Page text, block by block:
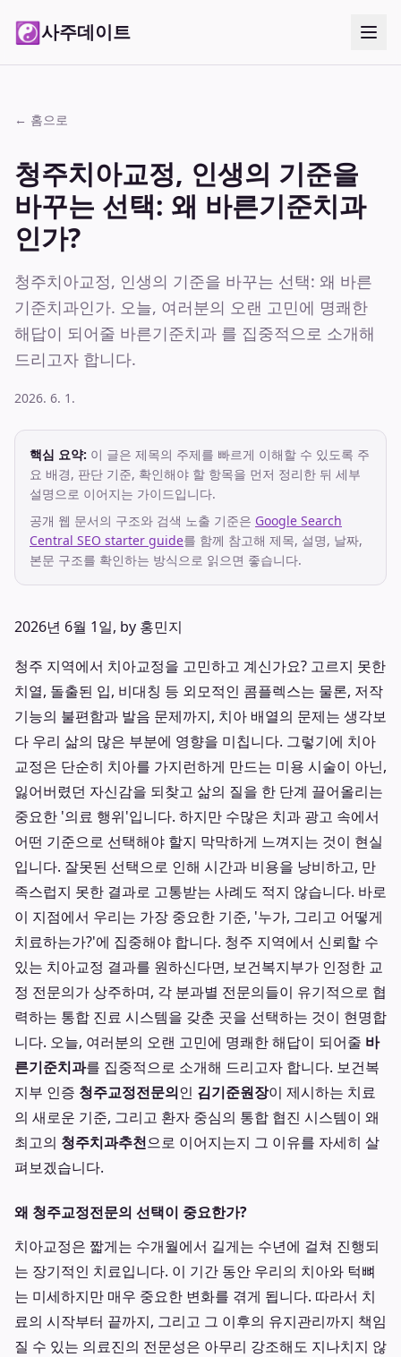
☯사주데이트
← 홈으로
청주치아교정, 인생의 기준을
바꾸는 선택: 왜 바른기준치과
인가?
청주치아교정, 인생의 기준을 바꾸는 선택: 왜 바른
기준치과인가. 오늘, 여러분의 오랜 고민에 명쾌한
해답이 되어줄 바른기준치과 를 집중적으로 소개해
드리고자 합니다.
2026. 6. 1.
핵심 요약: 이 글은 제목의 주제를 빠르게 이해할 수 있도록 주
요 배경, 판단 기준, 확인해야 할 항목을 먼저 정리한 뒤 세부
설명으로 이어지는 가이드입니다.
공개 웹 문서의 구조와 검색 노출 기준은 Google Search
Central SEO starter guide를 함께 참고해 제목, 설명, 날짜,
본문 구조를 확인하는 방식으로 읽으면 좋습니다.
2026년 6월 1일, by 홍민지
청주 지역에서 치아교정을 고민하고 계신가요? 고르지 못한
치열, 돌출된 입, 비대칭 등 외모적인 콤플렉스는 물론, 저작
기능의 불편함과 발음 문제까지, 치아 배열의 문제는 생각보
다 우리 삶의 많은 부분에 영향을 미칩니다. 그렇기에 치아
교정은 단순히 치아를 가지런하게 만드는 미용 시술이 아닌,
잃어버렸던 자신감을 되찾고 삶의 질을 한 단계 끌어올리는
중요한 '의료 행위'입니다. 하지만 수많은 치과 광고 속에서
어떤 기준으로 선택해야 할지 막막하게 느껴지는 것이 현실
입니다. 잘못된 선택으로 인해 시간과 비용을 낭비하고, 만
족스럽지 못한 결과로 고통받는 사례도 적지 않습니다. 바로
이 지점에서 우리는 가장 중요한 기준, '누가, 그리고 어떻게
치료하는가?'에 집중해야 합니다. 청주 지역에서 신뢰할 수
있는 치아교정 결과를 원하신다면, 보건복지부가 인정한 교
정 전문의가 상주하며, 각 분과별 전문의들이 유기적으로 협
력하는 통합 진료 시스템을 갖춘 곳을 선택하는 것이 현명합
니다. 오늘, 여러분의 오랜 고민에 명쾌한 해답이 되어줄 바
른기준치과를 집중적으로 소개해 드리고자 합니다. 보건복
지부 인증 청주교정전문의인 김기준원장이 제시하는 치료
의 새로운 기준, 그리고 환자 중심의 통합 협진 시스템이 왜
최고의 청주치과추천으로 이어지는지 그 이유를 자세히 살
펴보겠습니다.
왜 청주교정전문의 선택이 중요한가?
치아교정은 짧게는 수개월에서 길게는 수년에 걸쳐 진행되
는 장기적인 치료입니다. 이 기간 동안 우리의 치아와 턱뼈
는 미세하지만 매우 중요한 변화를 겪게 됩니다. 따라서 치
료의 시작부터 끝까지, 그리고 그 이후의 유지관리까지 책임
질 수 있는 의료진의 전문성은 아무리 강조해도 지나치지 않